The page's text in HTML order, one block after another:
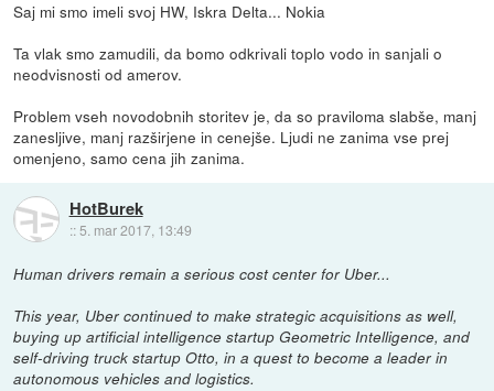
Saj mi smo imeli svoj HW, Iskra Delta... Nokia
Ta vlak smo zamudili, da bomo odkrivali toplo vodo in sanjali o
neodvisnosti od amerov.
Problem vseh novodobnih storitev je, da so praviloma slabše, manj
zanesljive, manj razširjene in cenejše. Ljudi ne zanima vse prej
omenjeno, samo cena jih zanima.
HotBurek
:: 5. mar 2017, 13:49
Human drivers remain a serious cost center for Uber...
This year, Uber continued to make strategic acquisitions as well,
buying up artificial intelligence startup Geometric Intelligence, and
self-driving truck startup Otto, in a quest to become a leader in
autonomous vehicles and logistics.